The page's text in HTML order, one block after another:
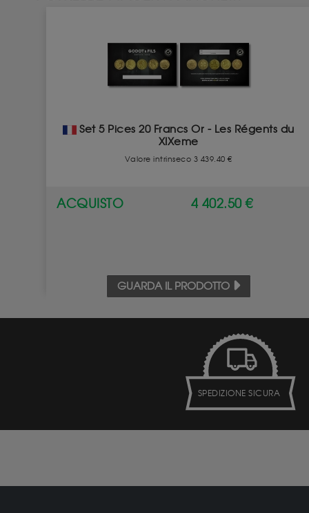
Set 5 Pices 20 Francs Or - Les Régents du
XIXeme
Valore intrinseco 3 439.40 €
ACQUISTO 4 402.50 €
GUARDA IL PRODOTTO
SPEDIZIONE SICURA